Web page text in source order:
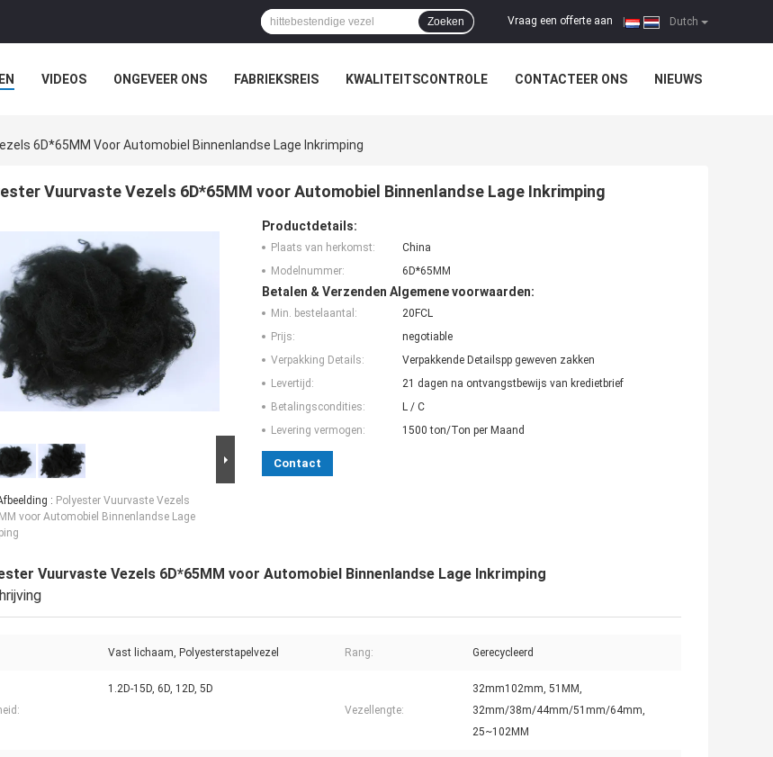
Dutch
Vraag een offerte aan
Zoeken
VIDEOS ONGEVEER ONS FABRIEKSREIS KWALITEITSCONTROLE CONTACTEER ONS NIEUWS
6D*65MM Voor Automobiel Binnenlandse Lage Inkrimping
Vuurvaste Vezels 6D*65MM voor Automobiel Binnenlandse Lage Inkrimping
: Polyester Vuurvaste Vezels
voor Automobiel Binnenlandse Lage
Productdetails:
Plaats van herkomst:
China
Modelnummer:
6D*65MM
Betalen & Verzenden Algemene voorwaarden:
Min. bestelaantal:
20FCL
Prijs:
negotiable
Verpakking Details:
Verpakkende Detailspp geweven zakken
Levertijd:
21 dagen na ontvangstbewijs van kredietbrief
Betalingscondities:
L / C
Levering vermogen:
1500 ton/Ton per Maand
Contact
Vuurvaste Vezels 6D*65MM voor Automobiel Binnenlandse Lage Inkrimping
Vast lichaam, Polyesterstapelvezel Rang: Gerecycleerd
1.2D-15D, 6D, 12D, 5D
Vezellengte:
32mm102mm, 51MM,
32mm/38m/44mm/51mm/64mm,
25~102MM